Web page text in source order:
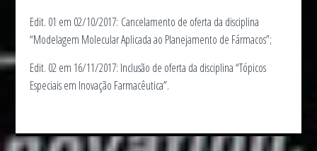
Edit. 01 em 02/10/2017: Cancelamento de oferta da disciplina
“Modelagem Molecular Aplicada ao Planejamento de Fármacos”;
Edit. 02 em 16/11/2017: Inclusão de oferta da disciplina “Tópicos
Especiais em Inovação Farmacêutica”.